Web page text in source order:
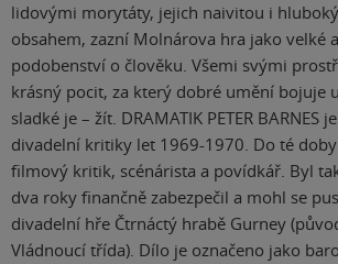
lidovými morytáty, jejich naivitou i
obsahem, zazní Molnárova hra jako velké
podobenství o člověku. Všemi svými
krásný pocit, za který dobré umění bojuje
sladké je – žít. DRAMATIK PETER BARNES
divadelní kritiky let 1969-1970. Do té
filmový kritik, scénárista a povídkář. Byl
dva roky finančně zabezpečil a mohl se
divadelní hře Čtrnáctý hrabě Gurney
Vládnoucí třída). Dílo je označeno jako